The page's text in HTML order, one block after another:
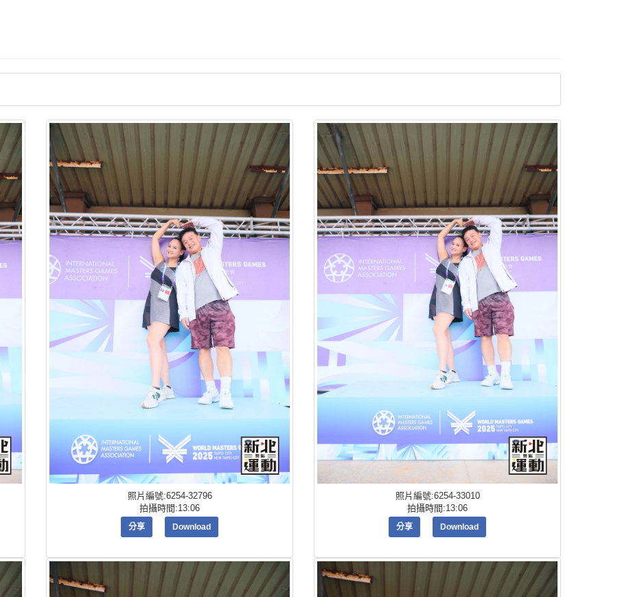
照片編號:6254-32796
拍攝時間:13:06
分享 Download
照片編號:6254-33010
拍攝時間:13:06
分享 Download